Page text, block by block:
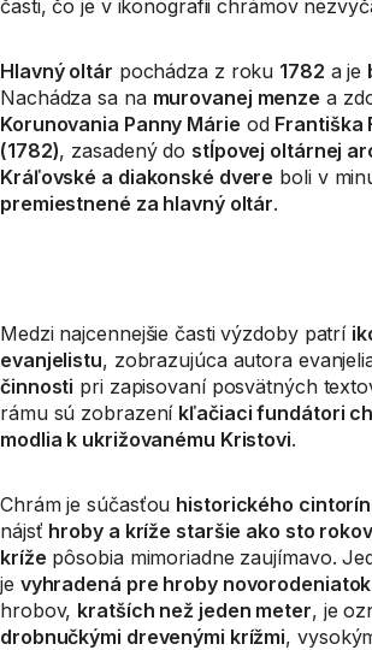
časti, čo je v ikonografii chrámov
Hlavný oltár pochádza z roku 1782 a je
Nachádza sa na murovanej menze a
Korunovania Panny Márie od Františka
(1782), zasadený do stĺpovej oltárnej
Kráľovské a diakonské dvere boli v
premiestnené za hlavný oltár.
Medzi najcennejšie časti výzdoby patrí
evanjelistu, zobrazujúca autora
činnosti pri zapisovaní posvätných
rámu sú zobrazení kľačiaci fundátori
modlia k ukrižovanému Kristovi.
Chrám je súčasťou historického
nájsť hroby a kríže staršie ako sto rokov
kríže pôsobia mimoriadne zaujímavo.
je vyhradená pre hroby novorodeniatok
hrobov, kratších než jeden meter, je
drobnučkými drevenými krížmi,